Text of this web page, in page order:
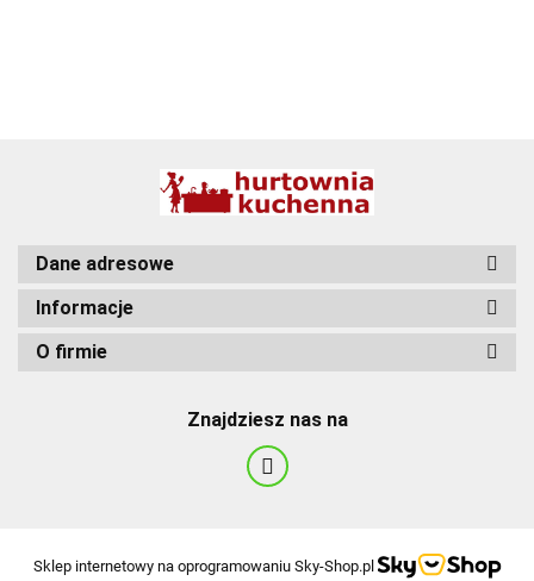
Dane adresowe
Informacje
O firmie
Znajdziesz nas na
Sklep internetowy na oprogramowaniu Sky-Shop.pl